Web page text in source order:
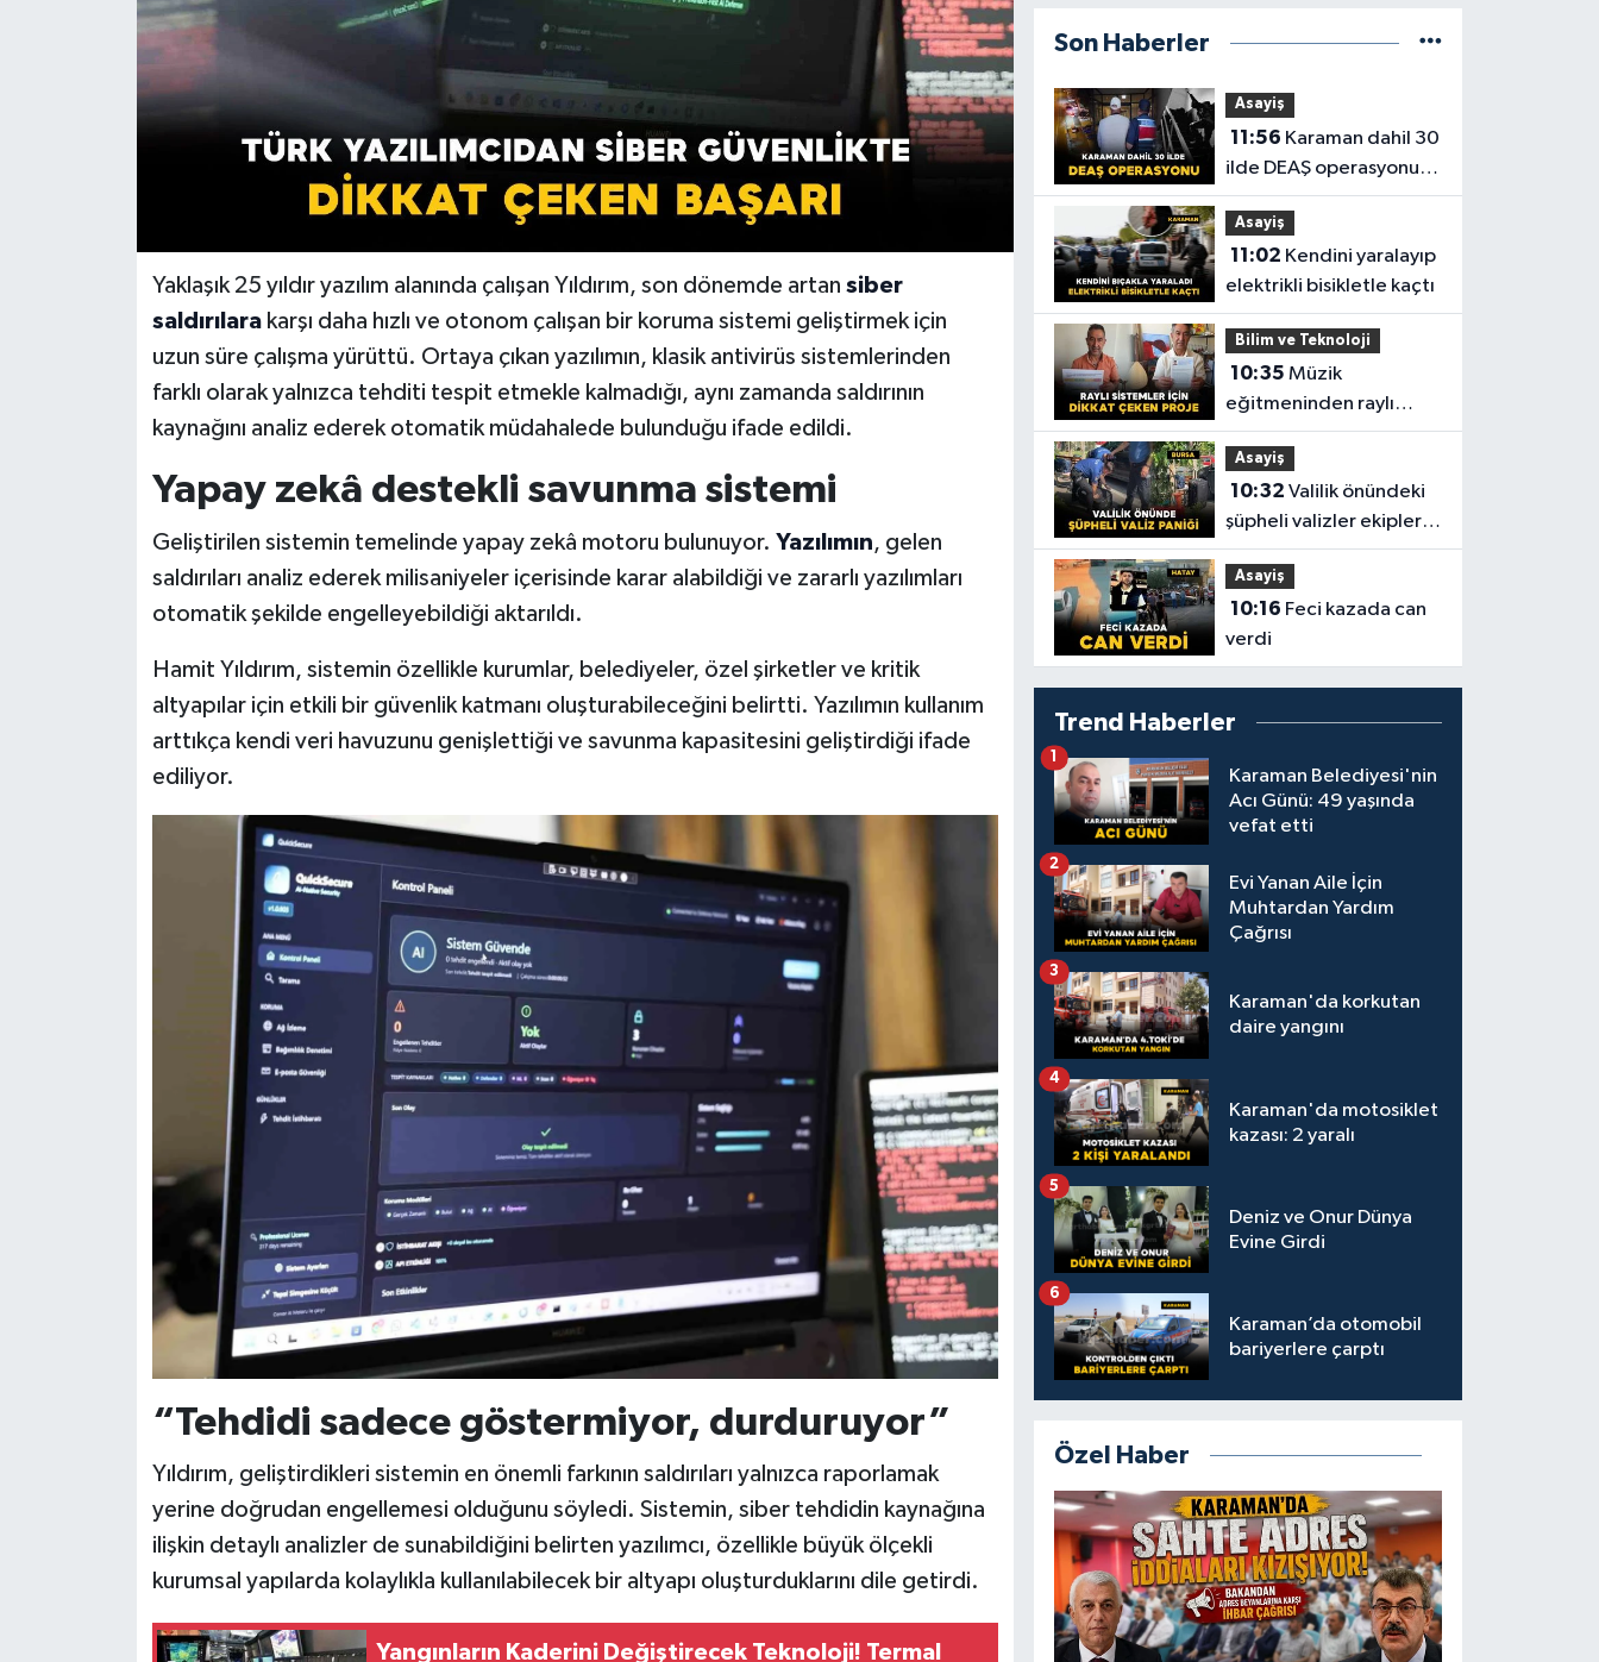
Yaklaşık 25 yıldır yazılım alanında çalışan Yıldırım, son dönemde artan siber
saldırılarakarşı daha hızlı ve otonom çalışan bir koruma sistemi geliştirmek için
uzun süre çalışma yürüttü. Ortaya çıkan yazılımın, klasik antivirüs sistemlerinden
farklı olarak yalnızca tehditi tespit etmekle kalmadığı, aynı zamanda saldırının
kaynağını analiz ederek otomatik müdahalede bulunduğu ifade edildi.
Yapay zekâ destekli savunma sistemi
Geliştirilen sistemin temelinde yapay zekâ motoru bulunuyor. Yazılımın, gelen
saldırıları analiz ederek milisaniyeler içerisinde karar alabildiği ve zararlı yazılımları
otomatik şekilde engelleyebildiği aktarıldı.
Hamit Yıldırım, sistemin özellikle kurumlar, belediyeler, özel şirketler ve kritik
altyapılar için etkili bir güvenlik katmanı oluşturabileceğini belirtti. Yazılımın kullanım
arttıkça kendi veri havuzunu genişlettiği ve savunma kapasitesini geliştirdiği ifade
ediliyor.
“Tehdidi sadece göstermiyor, durduruyor”
Yıldırım, geliştirdikleri sistemin en önemli farkının saldırıları yalnızca raporlamak
yerine doğrudan engellemesi olduğunu söyledi. Sistemin, siber tehdidin kaynağına
ilişkin detaylı analizler de sunabildiğini belirten yazılımcı, özellikle büyük ölçekli
kurumsal yapılarda kolaylıkla kullanılabilecek bir altyapı oluşturduklarını dile getirdi.
Yangınların Kaderini Değiştirecek Teknoloji! Termal
Son Haberler
Asayiş
11:56
ilde DEAŞ operasyonu:
104 şüpheli yakalandı
Asayiş
11:02
elektrikli bisikletle kaçtı
Bilim ve Teknoloji
10:35
eğitmeninden raylı
sistemler için dikkat
çeken proje
Asayiş
10:32
şüpheli valizler ekipleri
harekete geçirdi
Asayiş
10:16
verdi
Trend Haberler
Karaman Belediyesi'nin
Acı Günü: 49 yaşında
vefat etti
1
Evi Yanan Aile İçin
Muhtardan Yardım
Çağrısı
2
Karaman'da korkutan
daire yangını
3
Karaman'da motosiklet
kazası: 2 yaralı
4
Deniz ve Onur Dünya
Evine Girdi
5
Karaman’da otomobil
bariyerlere çarptı
6
Özel Haber